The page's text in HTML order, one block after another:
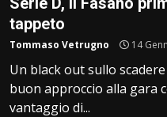
tappeto
Tommaso Vetrugno 14
Un black out sullo
buon approccio alla gara
vantaggio di...